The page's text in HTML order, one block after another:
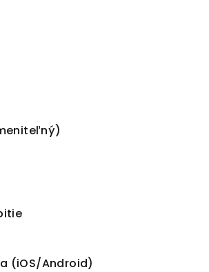
(iOS/Android)